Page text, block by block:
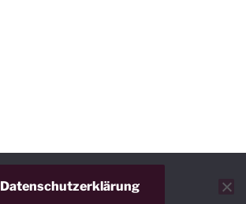
Datenschutzerklärung